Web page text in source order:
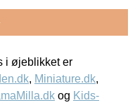
i øjeblikket er
, Miniature.dk,
og Kids-